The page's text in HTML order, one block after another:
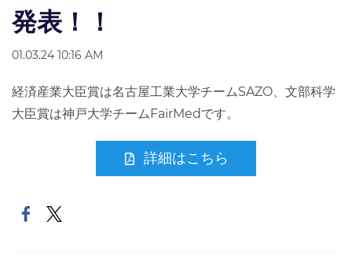
発表！！
01.03.24 10:16 AM
経済産業大臣賞は名古屋工業大学チームSAZO、文部科学
大臣賞は神戸大学チームFairMedです。
詳細はこちら